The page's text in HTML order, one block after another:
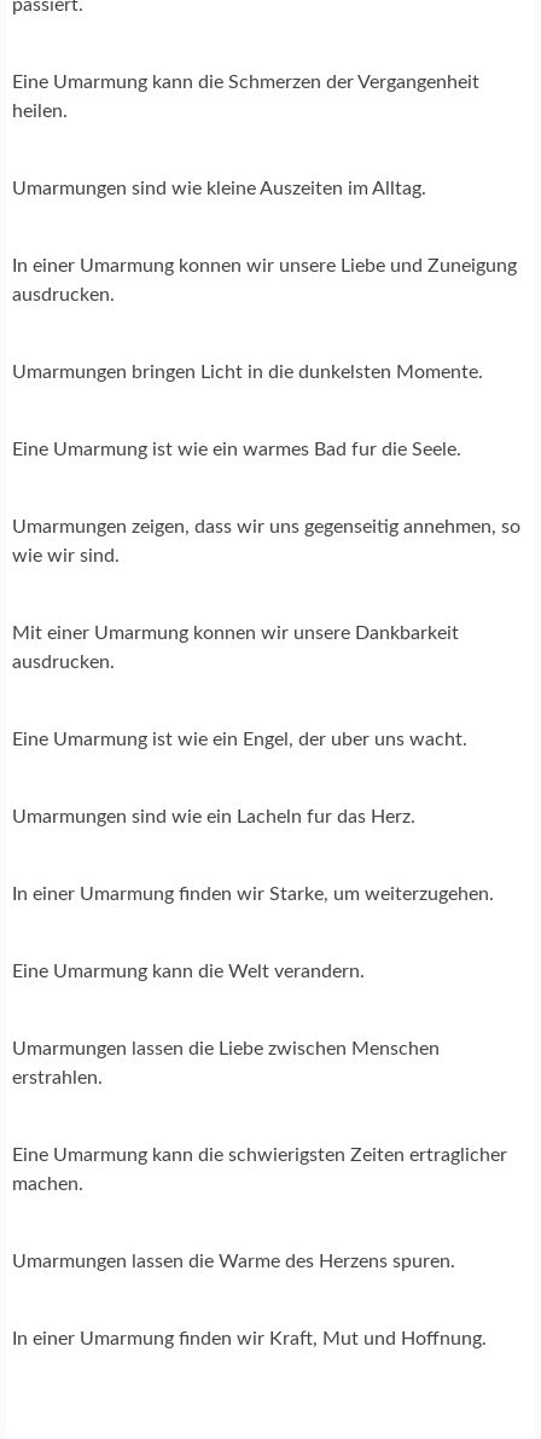
passiert.
Eine Umarmung kann die Schmerzen der Vergangenheit
heilen.
Umarmungen sind wie kleine Auszeiten im Alltag.
In einer Umarmung konnen wir unsere Liebe und Zuneigung
ausdrucken.
Umarmungen bringen Licht in die dunkelsten Momente.
Eine Umarmung ist wie ein warmes Bad fur die Seele.
Umarmungen zeigen, dass wir uns gegenseitig annehmen, so
wie wir sind.
Mit einer Umarmung konnen wir unsere Dankbarkeit
ausdrucken.
Eine Umarmung ist wie ein Engel, der uber uns wacht.
Umarmungen sind wie ein Lacheln fur das Herz.
In einer Umarmung finden wir Starke, um weiterzugehen.
Eine Umarmung kann die Welt verandern.
Umarmungen lassen die Liebe zwischen Menschen
erstrahlen.
Eine Umarmung kann die schwierigsten Zeiten ertraglicher
machen.
Umarmungen lassen die Warme des Herzens spuren.
In einer Umarmung finden wir Kraft, Mut und Hoffnung.